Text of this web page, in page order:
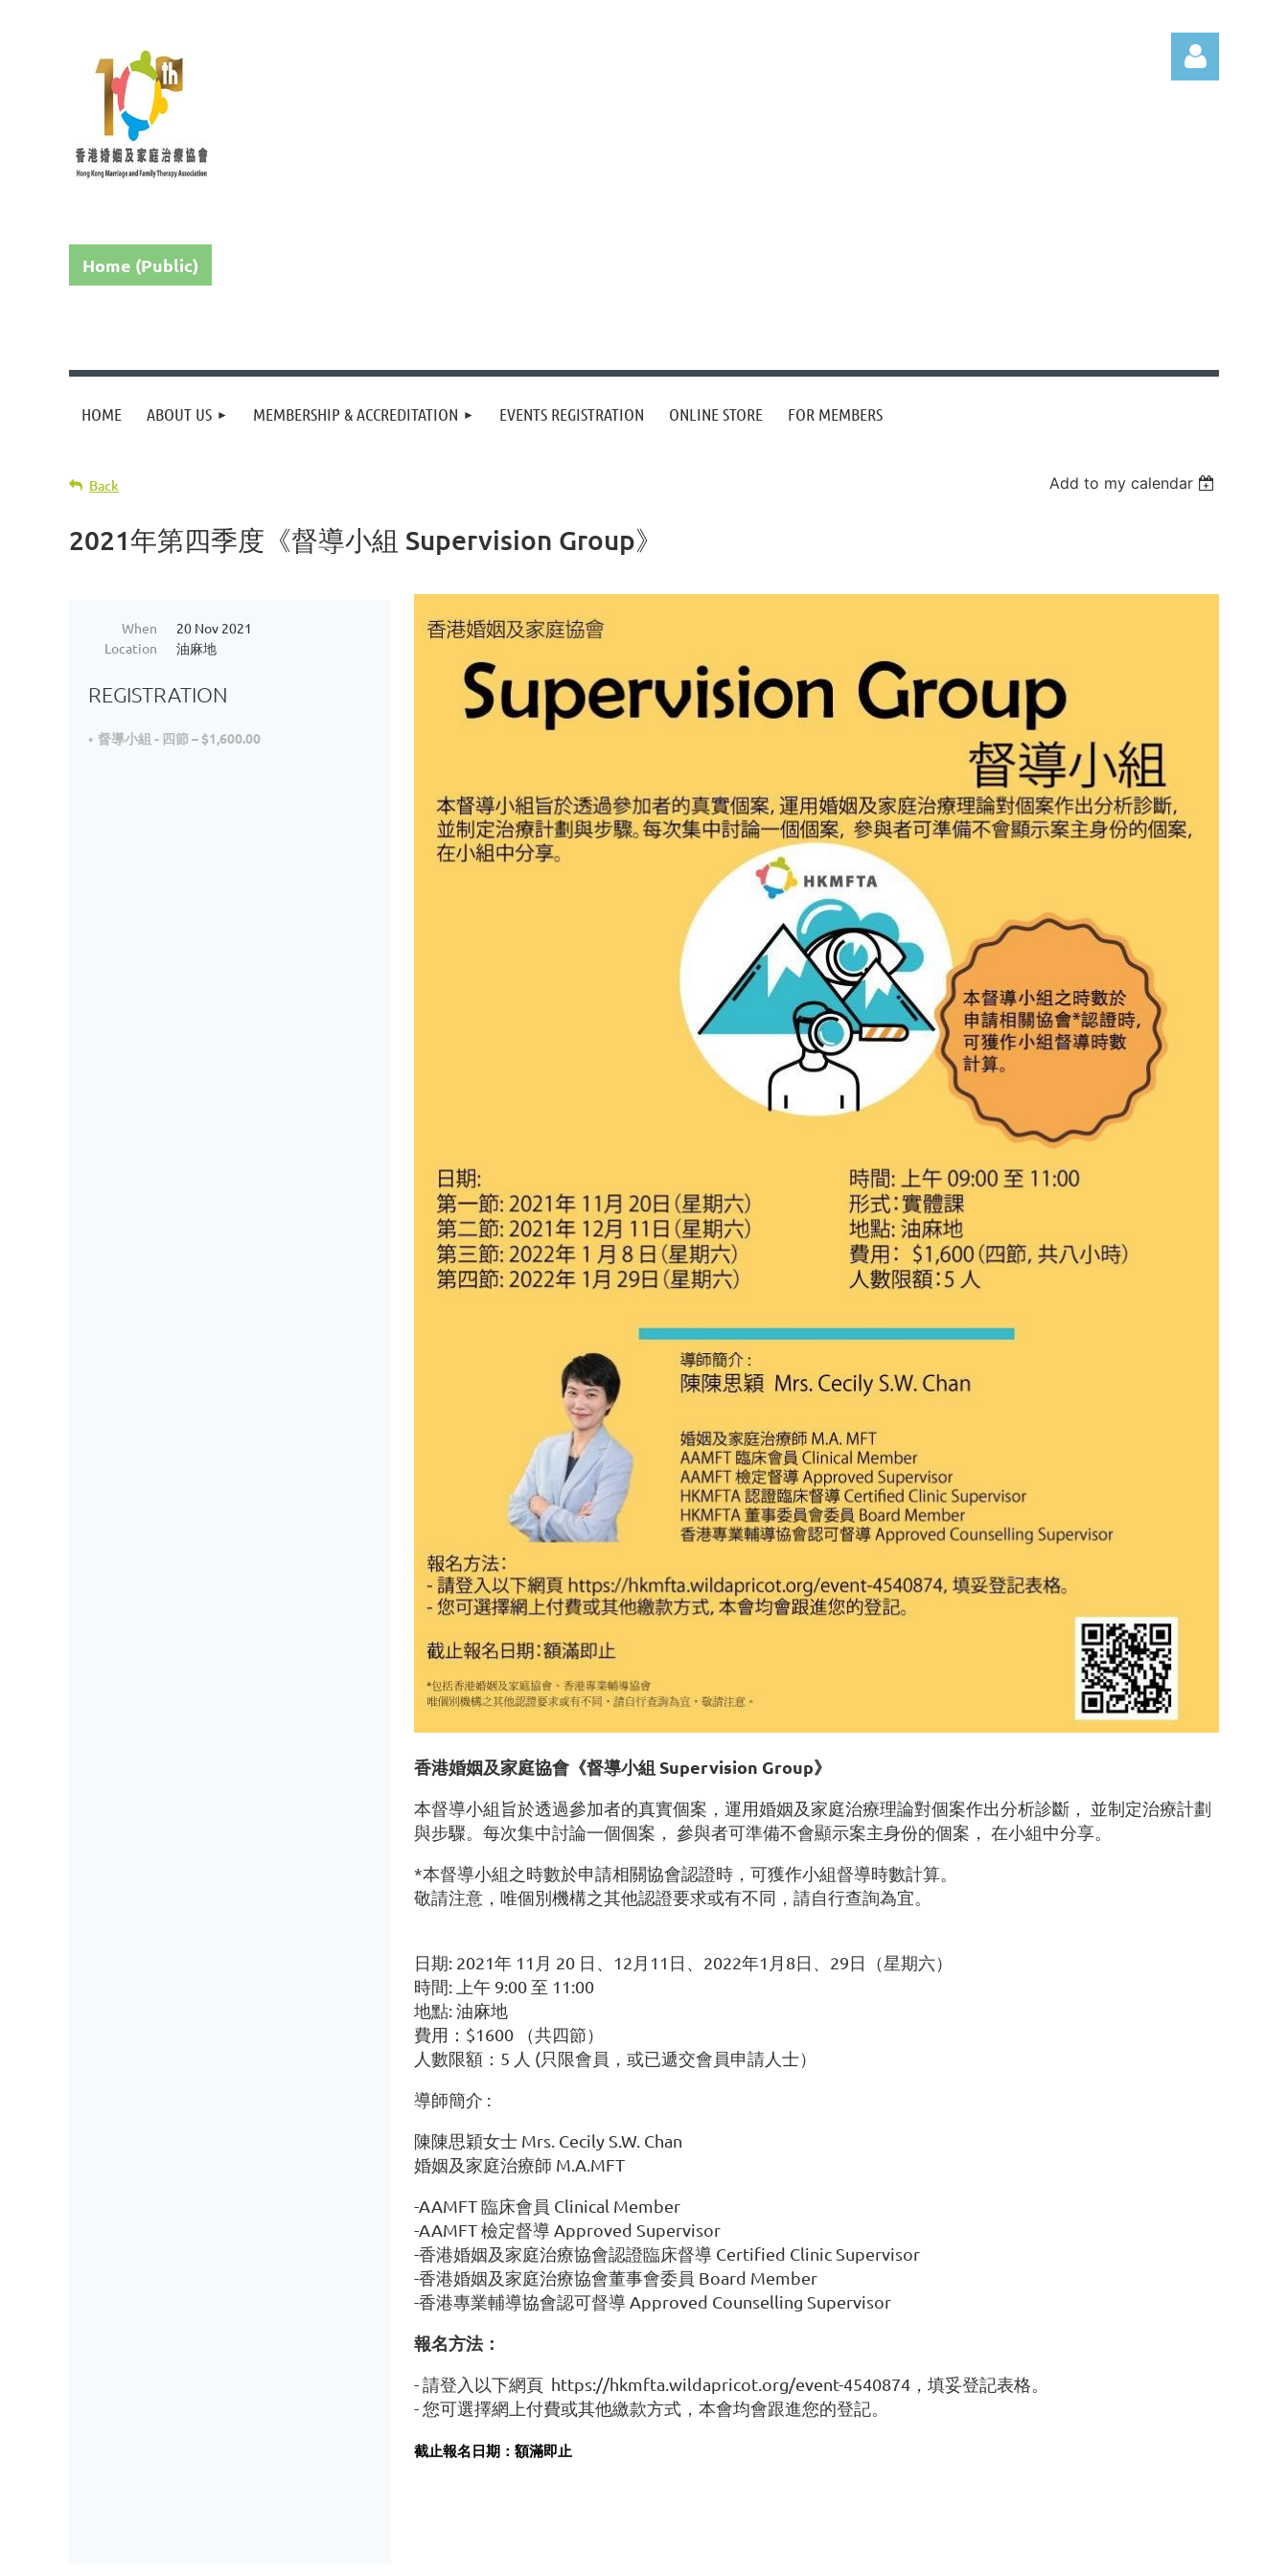
Home (Public)
HOME ABOUT US MEMBERSHIP & ACCREDITATION EVENTS REGISTRATION ONLINE STORE FOR MEMBERS
Back Add to my calendar
2021年第四季度《督導小組 Supervision Group》
When
20 Nov 2021
Location
油麻地
REGISTRATION
督導小組 - 四節 – $1,600.00
香港婚姻及家庭協會《督導小組 Supervision Group》
本督導小組旨於透過參加者的真實個案，運用婚姻及家庭治療理論對個案作出分析診斷， 並制定治療計劃
與步驟。每次集中討論一個個案， 參與者可準備不會顯示案主身份的個案， 在小組中分享。
*本督導小組之時數於申請相關協會認證時，可獲作小組督導時數計算。
敬請注意，唯個別機構之其他認證要求或有不同，請自行查詢為宜。
日期: 2021年 11月 20 日、12月11日、2022年1月8日、29日（星期六）
時間: 上午 9:00 至 11:00
地點: 油麻地
費用：$1600 （共四節）
人數限額：5 人 (只限會員，或已遞交會員申請人士）
導師簡介 :
陳陳思穎女士 Mrs. Cecily S.W. Chan
婚姻及家庭治療師 M.A.MFT
-AAMFT 臨床會員 Clinical Member
-AAMFT 檢定督導 Approved Supervisor
-香港婚姻及家庭治療協會認證臨床督導 Certified Clinic Supervisor
-香港婚姻及家庭治療協會董事會委員 Board Member
-香港專業輔導協會認可督導 Approved Counselling Supervisor
報名方法：
- 請登入以下網頁 https://hkmfta.wildapricot.org/event-4540874，填妥登記表格。
- 您可選擇網上付費或其他繳款方式，本會均會跟進您的登記。
截止報名日期：額滿即止